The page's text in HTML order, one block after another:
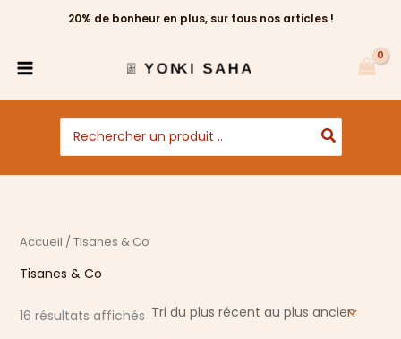
20% de bonheur en plus, sur tous nos articles !
Search
for:
Accueil / Tisanes & Co
Tisanes & Co
16 résultats affichés
du
plus